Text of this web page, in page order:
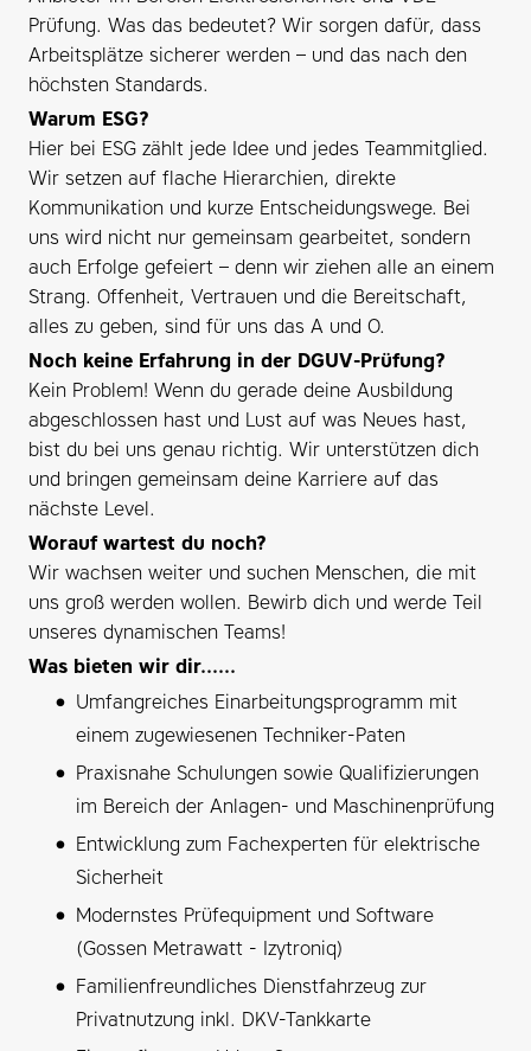
Prüfung. Was das bedeutet? Wir sorgen dafür, dass
Arbeitsplätze sicherer werden – und das nach den
höchsten Standards.
Warum ESG?
Hier bei ESG zählt jede Idee und jedes Teammitglied.
Wir setzen auf flache Hierarchien, direkte
Kommunikation und kurze Entscheidungswege. Bei
uns wird nicht nur gemeinsam gearbeitet, sondern
auch Erfolge gefeiert – denn wir ziehen alle an einem
Strang. Offenheit, Vertrauen und die Bereitschaft,
alles zu geben, sind für uns das A und O.
Noch keine Erfahrung in der DGUV-Prüfung?
Kein Problem! Wenn du gerade deine Ausbildung
abgeschlossen hast und Lust auf was Neues hast,
bist du bei uns genau richtig. Wir unterstützen dich
und bringen gemeinsam deine Karriere auf das
nächste Level.
Worauf wartest du noch?
Wir wachsen weiter und suchen Menschen, die mit
uns groß werden wollen. Bewirb dich und werde Teil
unseres dynamischen Teams!
Was bieten wir dir......
Umfangreiches Einarbeitungsprogramm mit
einem zugewiesenen Techniker-Paten
Praxisnahe Schulungen sowie Qualifizierungen
im Bereich der Anlagen- und Maschinenprüfung
Entwicklung zum Fachexperten für elektrische
Sicherheit
Modernstes Prüfequipment und Software
(Gossen Metrawatt - Izytroniq)
Familienfreundliches Dienstfahrzeug zur
Privatnutzung inkl. DKV-Tankkarte